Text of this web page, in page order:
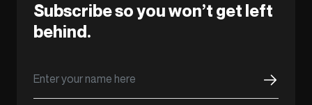
Subscribe so you won’t get left
behind.